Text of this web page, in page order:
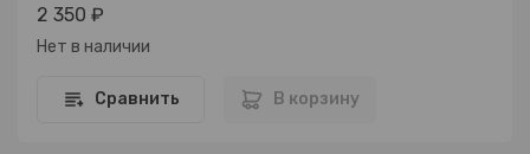
2 350 ₽
Нет в наличии
Сравнить В корзину